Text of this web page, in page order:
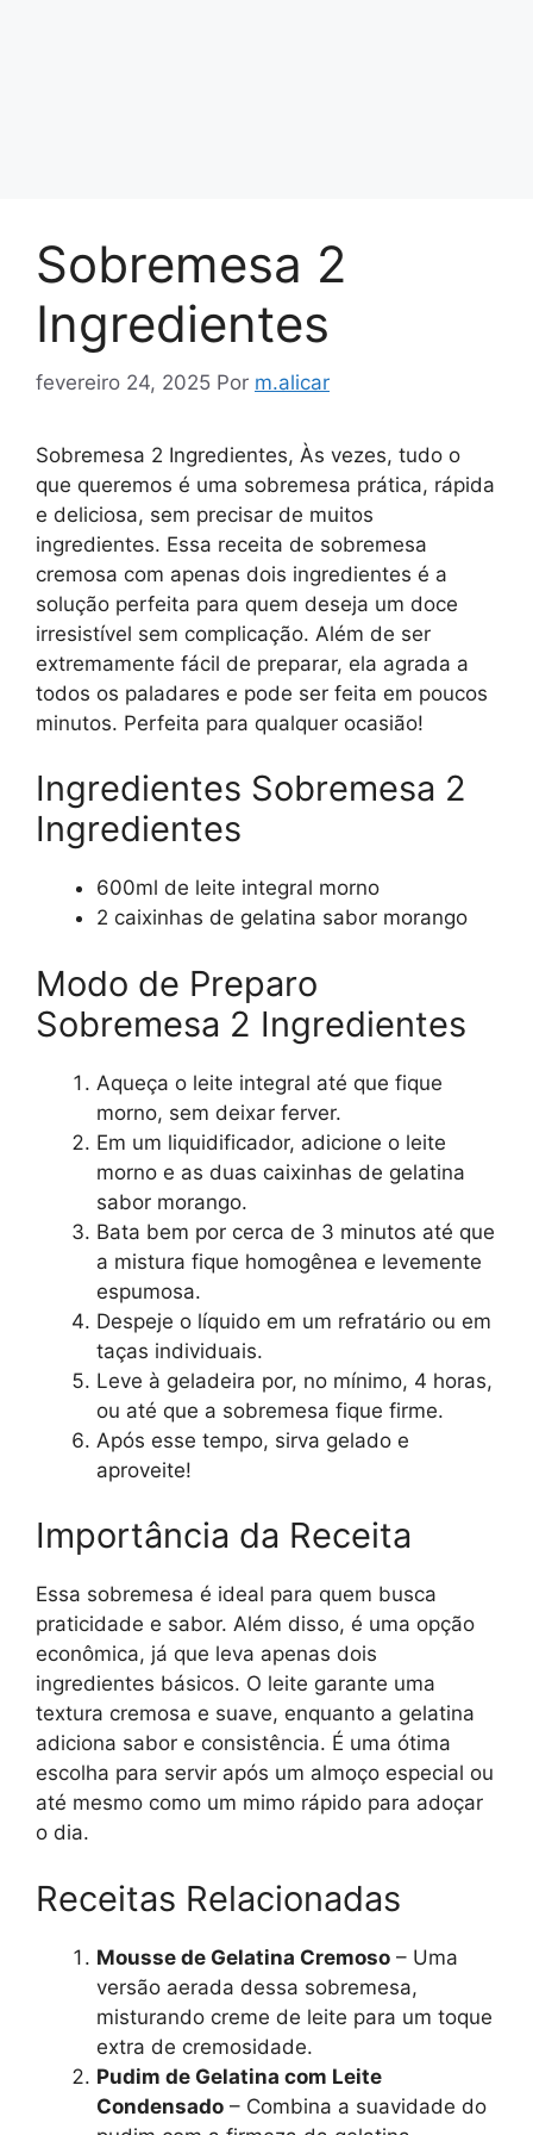
Sobremesa 2
Ingredientes
fevereiro 24, 2025 Por m.alicar
Sobremesa 2 Ingredientes, Às vezes, tudo o
que queremos é uma sobremesa prática, rápida
e deliciosa, sem precisar de muitos
ingredientes. Essa receita de sobremesa
cremosa com apenas dois ingredientes é a
solução perfeita para quem deseja um doce
irresistível sem complicação. Além de ser
extremamente fácil de preparar, ela agrada a
todos os paladares e pode ser feita em poucos
minutos. Perfeita para qualquer ocasião!
Ingredientes Sobremesa 2
Ingredientes
600ml de leite integral morno
2 caixinhas de gelatina sabor morango
Modo de Preparo
Sobremesa 2 Ingredientes
Aqueça o leite integral até que fique
morno, sem deixar ferver.
Em um liquidificador, adicione o leite
morno e as duas caixinhas de gelatina
sabor morango.
Bata bem por cerca de 3 minutos até que
a mistura fique homogênea e levemente
espumosa.
Despeje o líquido em um refratário ou em
taças individuais.
Leve à geladeira por, no mínimo, 4 horas,
ou até que a sobremesa fique firme.
Após esse tempo, sirva gelado e
aproveite!
Importância da Receita
Essa sobremesa é ideal para quem busca
praticidade e sabor. Além disso, é uma opção
econômica, já que leva apenas dois
ingredientes básicos. O leite garante uma
textura cremosa e suave, enquanto a gelatina
adiciona sabor e consistência. É uma ótima
escolha para servir após um almoço especial ou
até mesmo como um mimo rápido para adoçar
o dia.
Receitas Relacionadas
Mousse de Gelatina Cremoso – Uma
versão aerada dessa sobremesa,
misturando creme de leite para um toque
extra de cremosidade.
Pudim de Gelatina com Leite
Condensado – Combina a suavidade do